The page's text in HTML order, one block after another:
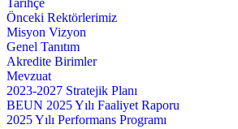
Tarihçe
Önceki Rektörlerimiz
Misyon Vizyon
Genel Tanıtım
Akredite Birimler
Mevzuat
2023-2027 Stratejik Planı
BEUN 2025 Yılı Faaliyet Raporu
2025 Yılı Performans Programı